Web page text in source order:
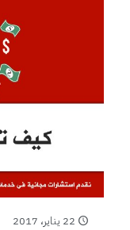
22 يناير، 2017